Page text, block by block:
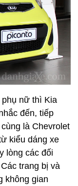
phụ nữ thì Kia
đến, tiếp
là Chevrolet
kiểu dáng xe
lòng các đối
trang bị và
không gian